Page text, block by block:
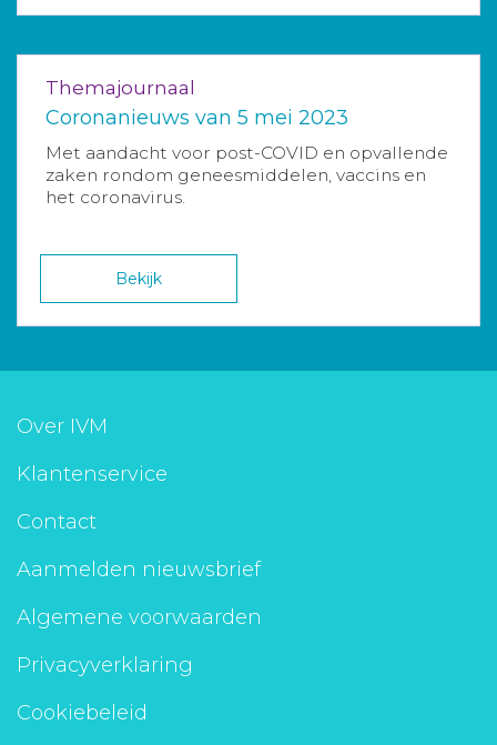
Themajournaal
Coronanieuws van 5 mei 2023
Met aandacht voor post-COVID en opvallende
zaken rondom geneesmiddelen, vaccins en
het coronavirus.
Bekijk
Over IVM
Klantenservice
Contact
Aanmelden nieuwsbrief
Algemene voorwaarden
Privacyverklaring
Cookiebeleid